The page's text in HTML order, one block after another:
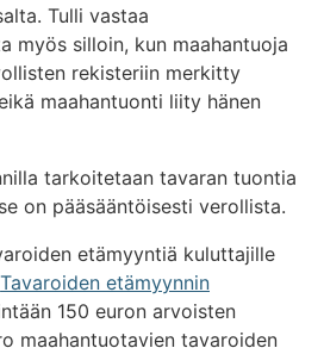
Tulli vastaa
myös silloin, kun maahantuoja
rekisteriin merkitty
maahantuonti liity hänen
tarkoitetaan tavaran tuontia
on pääsääntöisesti verollista.
etämyyntiä kuluttajille
Tavaroiden etämyynnin
150 euron arvoisten
maahantuotavien tavaroiden